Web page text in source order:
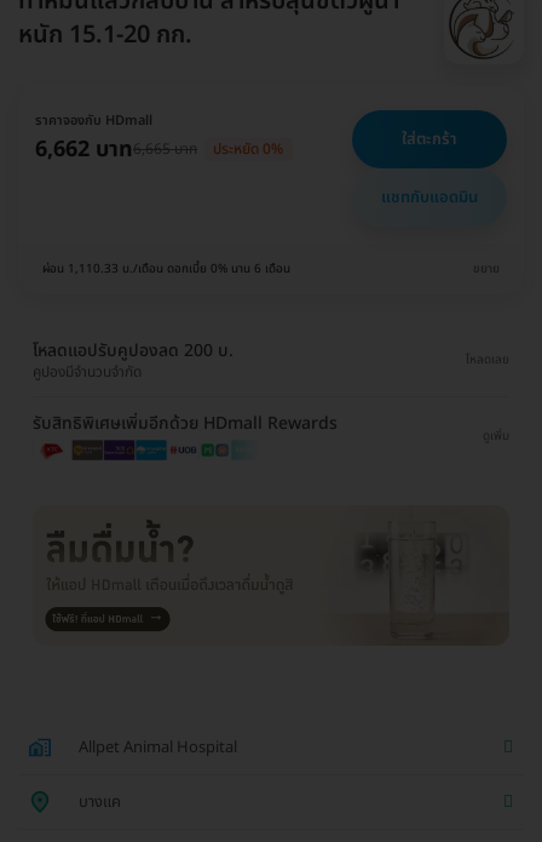
หนัก 15.1-20 กก.
ราคาจองกับ HDmall
6,662 บาท6,665 บาท ประหยัด 0% ใส่ตะกร้า
แชทกับแอดมิน
ผ่อน 1,110.33 บ./เดือน ดอกเบี้ย 0% นาน 6 เดือน ขยาย
โหลดแอปรับคูปองลด 200 บ.
คูปองมีจำนวนจำกัด
โหลดเลย
รับสิทธิพิเศษเพิ่มอีกด้วย HDmall Rewards
ดูเพิ่ม
Allpet Animal Hospital
บางแค